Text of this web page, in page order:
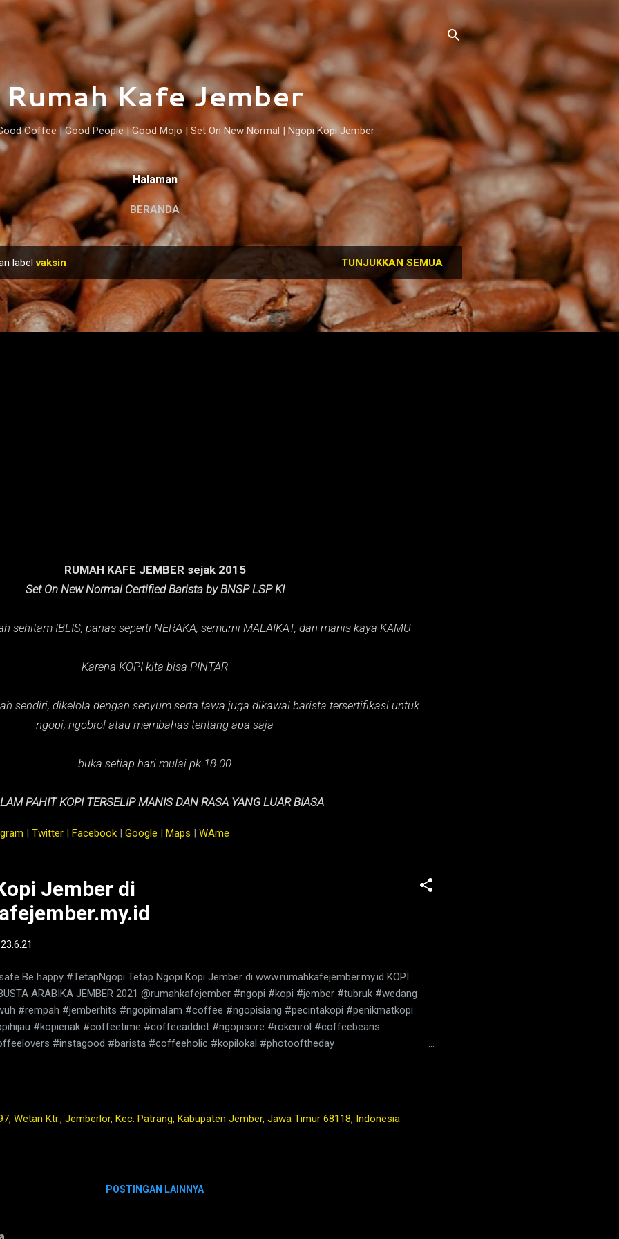
Langsung ke konten utama
Rumah Kafe Jember
Coffee | Good People | Good Mojo | Set On New Normal | Ngopi Kopi Jember
Halaman
BERANDA
labelvaksin TUNJUKKAN SEMUA
RUMAH KAFE JEMBER sejak 2015
Set On New Normal Certified Barista by BNSP LSP KI
sehitam IBLIS, panas seperti NERAKA, semurni MALAIKAT, dan manis kaya KAMU
Karena KOPI kita bisa PINTAR
sendiri, dikelola dengan senyum serta tawa juga dikawal barista tersertifikasi untuk
ngopi, ngobrol atau membahas tentang apa saja
buka setiap hari mulai pk 18.00
PAHIT KOPI TERSELIP MANIS DAN RASA YANG LUAR BIASA
| Twitter | Facebook | Google | Maps | WAme
Jember di
23.6.21
Be happy #TetapNgopi Tetap Ngopi Kopi Jember di www.rumahkafejember.my.id KOPI
ARABIKA JEMBER 2021 @rumahkafejember #ngopi #kopi #jember #tubruk #wedang
#rempah #jemberhits #ngopimalam #coffee #ngopisiang #pecintakopi #penikmatkopi
#kopienak #coffeetime #coffeeaddict #ngopisore #rokenrol #coffeebeans
#instagood #barista #coffeeholic #kopilokal #photooftheday
Wetan Ktr., Jemberlor, Kec. Patrang, Kabupaten Jember, Jawa Timur 68118, Indonesia
POSTINGAN LAINNYA